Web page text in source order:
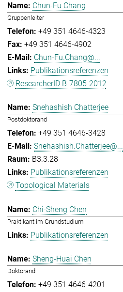
Chun-Fu Chang
Gruppenleiter
+49 351 4646-4323
+49 351 4646-4902
Chun-Fu.Chang@...
Publikationsreferenzen
ResearcherID B-7805-2012
Snehashish Chatterjee
Postdoktorand
+49 351 4646-3428
Snehashish.Chatterjee@...
B3.3.28
Publikationsreferenzen
Topological Materials
Chi-Sheng Chen
Praktikant im Grundstudium
Publikationsreferenzen
Sheng-Huai Chen
Doktorand
+49 351 4646-4201